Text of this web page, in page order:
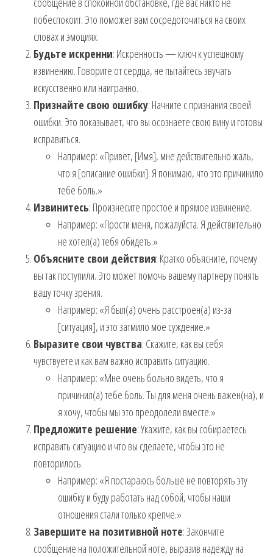
побеспокоит. Это поможет вам сосредоточиться на своих
словах и эмоциях.
Будьте искренни: Искренность — ключ к успешному
извинению. Говорите от сердца, не пытайтесь звучать
искусственно или наигранно.
Признайте свою ошибку: Начните с признания своей
ошибки. Это показывает, что вы осознаете свою вину и готовы
исправиться.
Например: «Привет, [Имя], мне действительно жаль,
что я [описание ошибки]. Я понимаю, что это причинило
тебе боль.»
Извинитесь: Произнесите простое и прямое извинение.
Например: «Прости меня, пожалуйста. Я действительно
не хотел(а) тебя обидеть.»
Объясните свои действия: Кратко объясните, почему
вы так поступили. Это может помочь вашему партнеру понять
вашу точку зрения.
Например: «Я был(а) очень расстроен(а) из-за
[ситуация], и это затмило мое суждение.»
Выразите свои чувства: Скажите, как вы себя
чувствуете и как вам важно исправить ситуацию.
Например: «Мне очень больно видеть, что я
причинил(а) тебе боль. Ты для меня очень важен(на), и
я хочу, чтобы мы это преодолели вместе.»
Предложите решение: Укажите, как вы собираетесь
исправить ситуацию и что вы сделаете, чтобы это не
повторилось.
Например: «Я постараюсь больше не повторять эту
ошибку и буду работать над собой, чтобы наши
отношения стали только крепче.»
Завершите на позитивной ноте: Закончите
сообщение на положительной ноте, выразив надежду на